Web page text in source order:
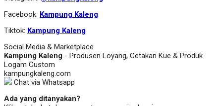
Facebook: Kampung Kaleng
Tiktok: Kampung Kaleng
Social Media & Marketplace
Kampung Kaleng - Produsen Loyang, Cetakan Kue & Produk
Logam Custom
kampungkaleng.com
Chat via Whatsapp
Ada yang ditanyakan?